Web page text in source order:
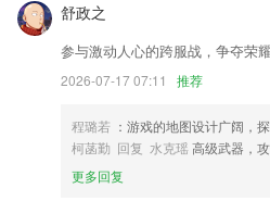
改。
舒政之
参与激动人心的跨服战，争夺荣耀
2026-07-17 07:11 推荐
程璐若 ：游戏的地图设计广阔，
柯菡勤 回复 水克瑶高级武器，
更多回复